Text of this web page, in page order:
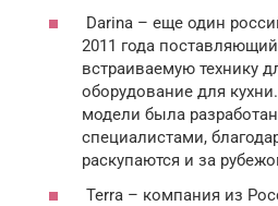
Darina – еще один
2011 года
встраиваемую технику
оборудование для
модели была
специалистами,
раскупаются и за
Terra – компания из